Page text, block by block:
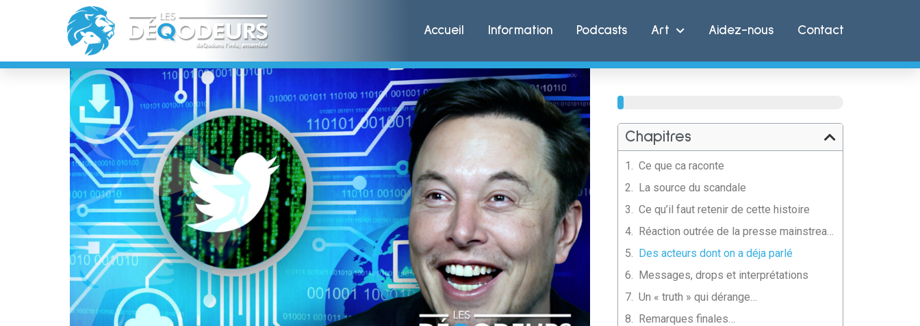
Accueil Information Podcasts Art Aidez-nous Contact
54%
Chapitres
Ce que ca raconte
La source du scandale
Ce qu’il faut retenir de cette histoire
Réaction outrée de la presse mainstream… et on comprend pourquoi
Des acteurs dont on a déja parlé
Messages, drops et interprétations
Un « truth » qui dérange…
Remarques finales…